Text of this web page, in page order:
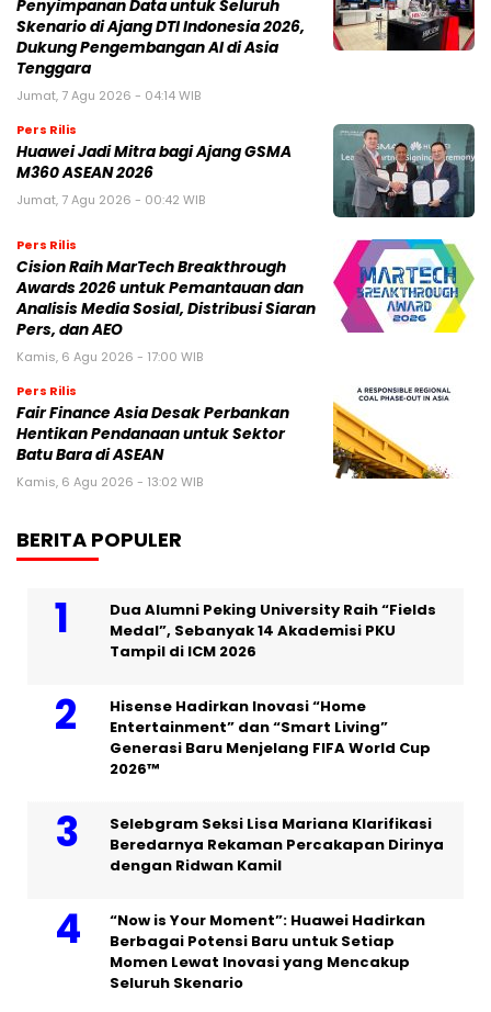
Penyimpanan Data untuk Seluruh
Skenario di Ajang DTI Indonesia 2026,
Dukung Pengembangan AI di Asia
Tenggara
Jumat, 7 Agu 2026 - 04:14 WIB
Pers Rilis
Huawei Jadi Mitra bagi Ajang GSMA
M360 ASEAN 2026
Jumat, 7 Agu 2026 - 00:42 WIB
Pers Rilis
Cision Raih MarTech Breakthrough
Awards 2026 untuk Pemantauan dan
Analisis Media Sosial, Distribusi Siaran
Pers, dan AEO
Kamis, 6 Agu 2026 - 17:00 WIB
Pers Rilis
Fair Finance Asia Desak Perbankan
Hentikan Pendanaan untuk Sektor
Batu Bara di ASEAN
Kamis, 6 Agu 2026 - 13:02 WIB
BERITA POPULER
Dua Alumni Peking University Raih “Fields
Medal”, Sebanyak 14 Akademisi PKU
Tampil di ICM 2026
Hisense Hadirkan Inovasi “Home
Entertainment” dan “Smart Living”
Generasi Baru Menjelang FIFA World Cup
2026™
Selebgram Seksi Lisa Mariana Klarifikasi
Beredarnya Rekaman Percakapan Dirinya
dengan Ridwan Kamil
“Now is Your Moment”: Huawei Hadirkan
Berbagai Potensi Baru untuk Setiap
Momen Lewat Inovasi yang Mencakup
Seluruh Skenario